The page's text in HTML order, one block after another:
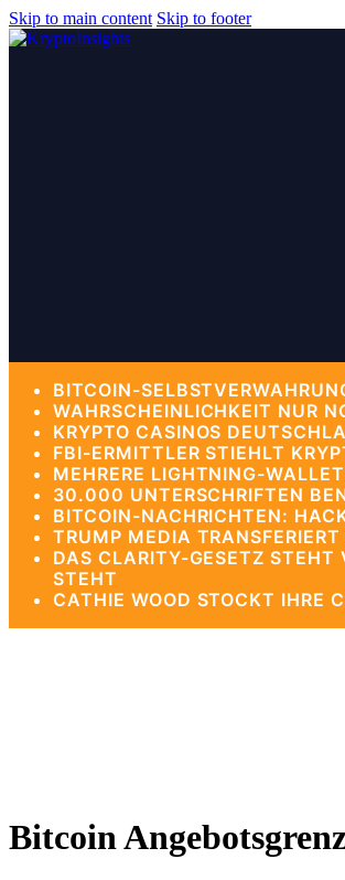
Skip to main content Skip to footer
BITCOIN-
WAHRSCHEINLICHKEIT NUR
KRYPTO CASINOS
FBI-ERMITTLER STIEHLT
MEHRERE LIGHTNING-
30.000 UNTERSCHRIFTEN
BITCOIN-NACHRICHTEN:
TRUMP MEDIA
DAS CLARITY-GESETZ STEHT
STEHT
CATHIE WOOD STOCKT IHRE
Bitcoin